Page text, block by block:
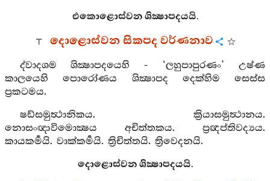
එකොළොස්වන ශික්‍ෂාපදයයි.
දොළොස්වන සිකපද වර්ණනාව
ද්වාදශම ශික්‍ෂාපදයෙහි - ‘ලහුපාපුරණං’ උෂ්ණ
කාලයෙහි පොරෝණය ශික්‍ෂාපද දෙක්හිම සෙස්ස
ප්‍රකටමය.
ෂඩ්සමුත්‍ථානිකය. ක්‍රියාසමුත්‍ථානය.
නොසංඥාවිමොක්‍ෂය අචිත්තකය. ප්‍රඥප්තිවද්‍යය.
කායකර්‍මයි. වාක්කර්‍මයි. ත්‍රිචිත්තයි. ත්‍රිවෙදනයි.
දොළොස්වන ශික්‍ෂාපදයයි.